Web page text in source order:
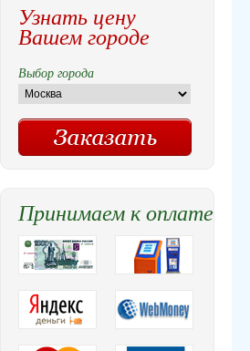
Узнать цену
Вашем городе
Выбор города
Принимаем к оплате